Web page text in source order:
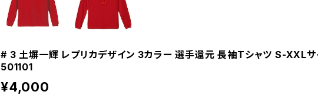
# 3 土塀一輝 レプリカデザイン 3カラー 選手還元 長袖Tシャツ S-XXLサ
501101
¥4,000